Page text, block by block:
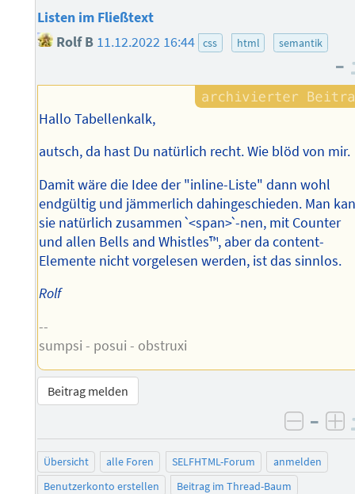
Listen im Fließtext
Rolf B 11.12.2022 16:44 css html semantik
–
Hallo Tabellenkalk,
autsch, da hast Du natürlich recht. Wie blöd von mir.
Damit wäre die Idee der "inline-Liste" dann wohl
endgültig und jämmerlich dahingeschieden. Man
sie natürlich zusammen ˋ<span>ˋ-nen, mit Counter
und allen Bells and Whistles™️, aber da content-
Elemente nicht vorgelesen werden, ist das sinnlos.
Rolf
--
sumpsi - posui - obstruxi
Beitrag melden
–
Übersicht alle Foren SELFHTML-Forum
anmelden
Benutzerkonto erstellen
Beitrag im Thread-Baum